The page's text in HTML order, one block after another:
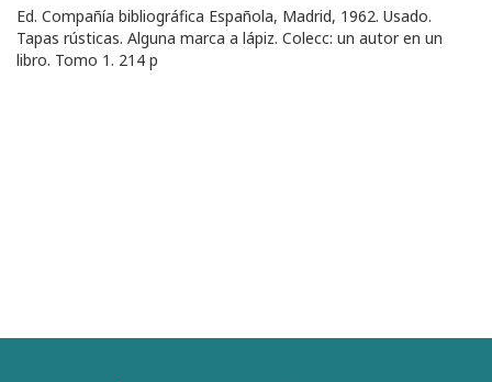
Ed. Compañía bibliográfica Española, Madrid, 1962. Usado.
Tapas rústicas. Alguna marca a lápiz. Colecc: un autor en un
libro. Tomo 1. 214 p